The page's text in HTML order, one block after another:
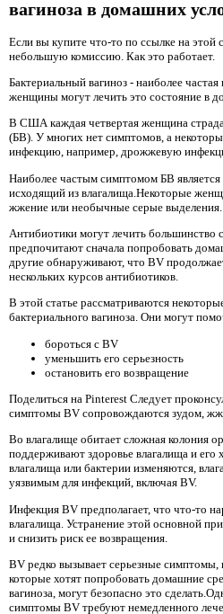
вагиноза в домашних
Если вы купите что-то по ссылке на
небольшую комиссию. Как это работает.
Бактериальный вагиноз - наиболее
женщины могут лечить это состояние в
В США каждая четвертая женщина
(БВ). У многих нет симптомов, а
инфекцию, например, дрожжевую
Наиболее частым симптомом БВ
исходящий из влагалища.Некоторые
жжение или необычные серые выделения.
Антибиотики могут лечить
предпочитают сначала попробовать
другие обнаруживают, что BV
нескольких курсов антибиотиков.
В этой статье рассматриваются
бактериального вагиноза. Они могут
бороться с BV
уменьшить его серьезность
остановить его возвращение
Поделиться на Pinterest Следует
симптомы BV сопровождаются зудом,
Во влагалище обитает сложная колония
поддерживают здоровье влагалища и его
влагалища или бактерии изменяются,
уязвимым для инфекций, включая BV.
Инфекция BV предполагает, что что-то
влагалища. Устранение этой основной
и снизить риск ее возвращения.
BV редко вызывает серьезные
которые хотят попробовать домашние
вагиноза, могут безопасно это
симптомы BV требуют немедленного